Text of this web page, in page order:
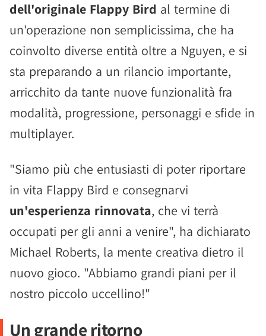
dell'originale Flappy Bird al termine di
un'operazione non semplicissima, che ha
coinvolto diverse entità oltre a Nguyen, e si
sta preparando a un rilancio importante,
arricchito da tante nuove funzionalità fra
modalità, progressione, personaggi e sfide in
multiplayer.
"Siamo più che entusiasti di poter riportare
in vita Flappy Bird e consegnarvi
un'esperienza rinnovata, che vi terrà
occupati per gli anni a venire", ha dichiarato
Michael Roberts, la mente creativa dietro il
nuovo gioco. "Abbiamo grandi piani per il
nostro piccolo uccellino!"
Un grande ritorno